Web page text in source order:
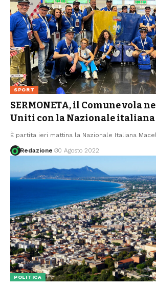
SPORT
SERMONETA, il Comune vola
Uniti con la Nazionale
È partita ieri mattina la Nazionale Italiana
Redazione 30 Agosto 2022
POLITICA